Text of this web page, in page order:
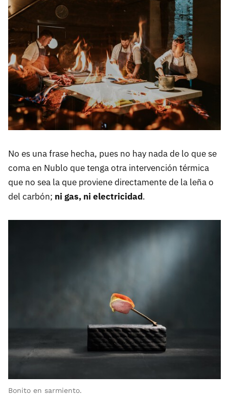
No es una frase hecha, pues no hay nada de lo que se
coma en Nublo que tenga otra intervención térmica
que no sea la que proviene directamente de la leña o
del carbón; ni gas, ni electricidad.
Bonito en sarmiento.